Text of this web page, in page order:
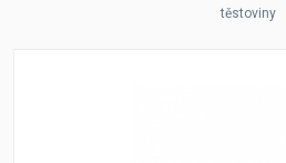
těstoviny